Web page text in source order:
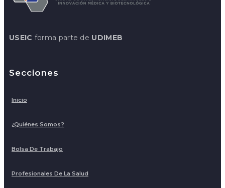
USEIC forma parte de UDIMEB
Secciones
Inicio
¿Quiénes Somos?
Bolsa De Trabajo
Profesionales De La Salud